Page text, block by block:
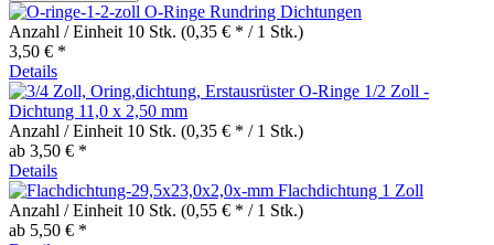
O-Ringe Rundring Dichtungen
Anzahl / Einheit 10 Stk. (0,35 € * / 1 Stk.)
3,50 € *
Details
O-Ringe 1/2 Zoll -
Dichtung 11,0 x 2,50 mm
Anzahl / Einheit 10 Stk. (0,35 € * / 1 Stk.)
ab 3,50 € *
Details
Flachdichtung 1 Zoll
Anzahl / Einheit 10 Stk. (0,55 € * / 1 Stk.)
ab 5,50 € *